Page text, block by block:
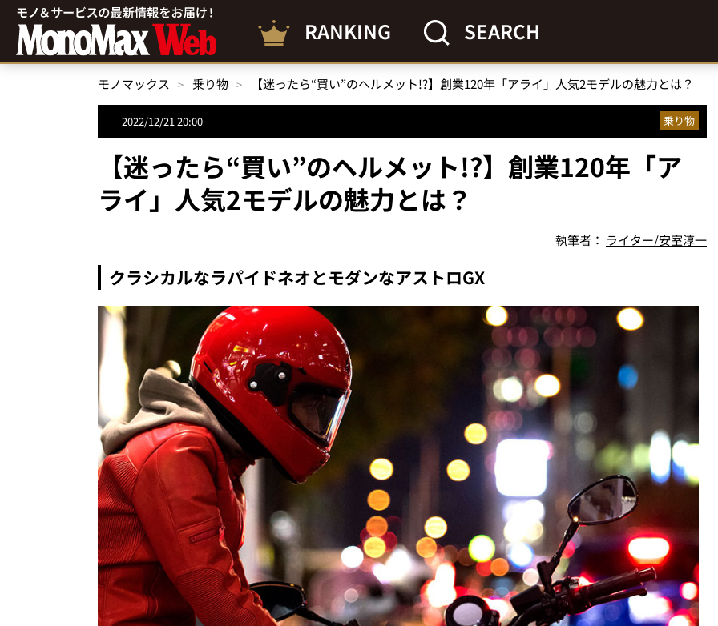
RANKING SEARCH
モノマックス 乗り物 【迷ったら“買い”のヘルメット!?】創業120年「アライ」人気2モデルの魅力とは？
2022/12/21 20:00 乗り物
【迷ったら“買い”のヘルメット!?】創業120年「ア
ライ」人気2モデルの魅力とは？
執筆者： ライター/安室淳一
クラシカルなラパイドネオとモダンなアストロGX